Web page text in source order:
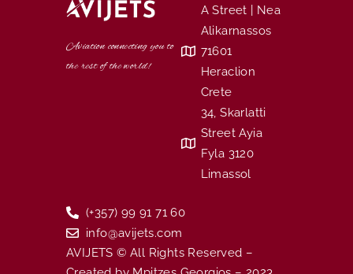
Aviation connecting you to
the rest of the world!
A Street | Nea
Alikarnassos
71601
Heraclion
Crete
34, Skarlatti
Street Ayia
Fyla 3120
Limassol
(+357) 99 91 71 60
info@avijets.com
AVIJETS © All Rights Reserved –